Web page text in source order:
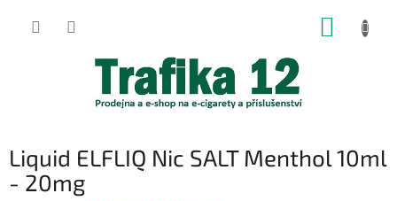
Liquid ELFLIQ Nic SALT Menthol 10ml
- 20mg